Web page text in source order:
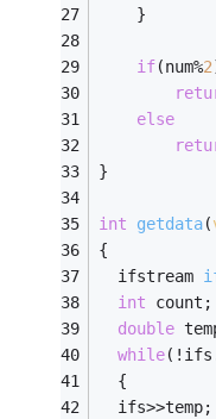
	}
if(num%2
else
}
int getdata(
{
ifstream
int count;
double
while
  {
  ifs>>temp;